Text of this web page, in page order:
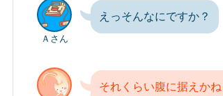
Ａさん
えっそんなにですか？
それくらい腹に据えかね